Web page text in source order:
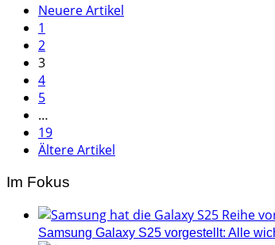
Seitennummerierung
der
Beiträge
Neuere Artikel
1
2
3
4
5
…
19
Ältere Artikel
Im Fokus
Samsung Galaxy S25 vorgestellt: Alle